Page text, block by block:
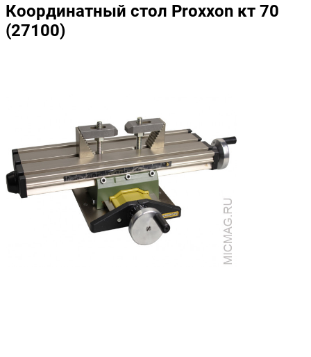
Координатный стол Proxxon кт 70
(27100)